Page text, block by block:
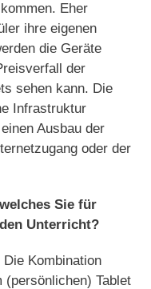
Eher
ihre eigenen
die Geräte
der
sehen kann. Die
Infrastruktur
Ausbau der
oder der
Sie für
Unterricht?
Kombination
(persönlichen) Tablet